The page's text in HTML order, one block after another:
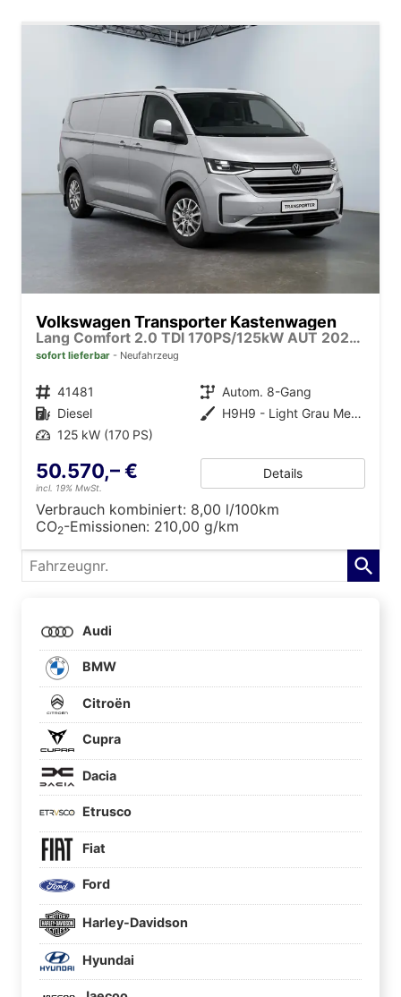
Volkswagen Transporter Kastenwagen
Lang Comfort 2.0 TDI 170PS/125kW AUT 2026 +AHK +IQ.Light +16" ALU +Fahrerassistentzpaket Premium Plus +Style
sofort lieferbar Neufahrzeug
Fahrzeugnr. 41481 Getriebe Autom. 8-Gang
Kraftstoff Diesel Außenfarbe
H9H9 - Light Grau Metallic
Leistung 125 kW (170 PS)
50.570,– €
incl. 19% MwSt.
Details
Verbrauch kombiniert: 8,00 l/100km
CO2-Emissionen: 210,00 g/km
Fahrzeugnr.
Audi
BMW
Citroën
Cupra
Dacia
Etrusco
Fiat
Ford
Harley-Davidson
Hyundai